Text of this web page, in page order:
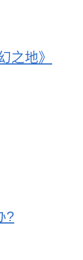
之地》
?